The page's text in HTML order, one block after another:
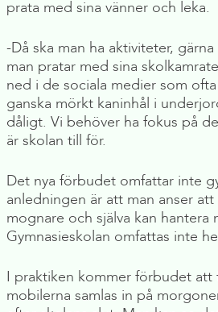
prata med sina vänner och leka.
-Då ska man ha aktiviteter,
man pratar med sina
ned i de sociala medier som
ganska mörkt kaninhål i
dåligt. Vi behöver ha fokus på
är skolan till för.
Det nya förbudet omfattar inte
anledningen är att man anser att
mognare och själva kan hantera
Gymnasieskolan omfattas inte
I praktiken kommer förbudet att
mobilerna samlas in på